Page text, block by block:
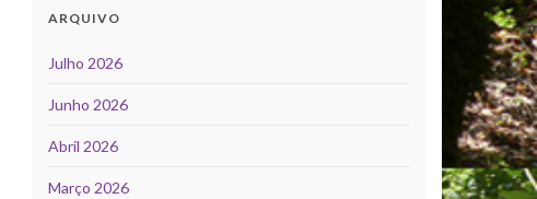
ARQUIVO
Julho 2026
Junho 2026
Abril 2026
Março 2026